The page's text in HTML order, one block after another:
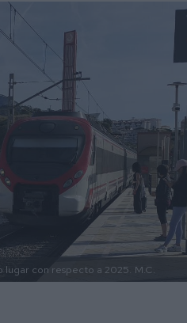
lugar con respecto a 2025. M.C.